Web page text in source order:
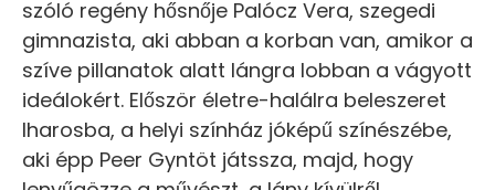
szóló regény hősnője Palócz Vera, szegedi
gimnazista, aki abban a korban van, amikor a
szíve pillanatok alatt lángra lobban a vágyott
ideálokért. Először életre-halálra beleszeret
Iharosba, a helyi színház jóképű színészébe,
aki épp Peer Gyntöt játssza, majd, hogy